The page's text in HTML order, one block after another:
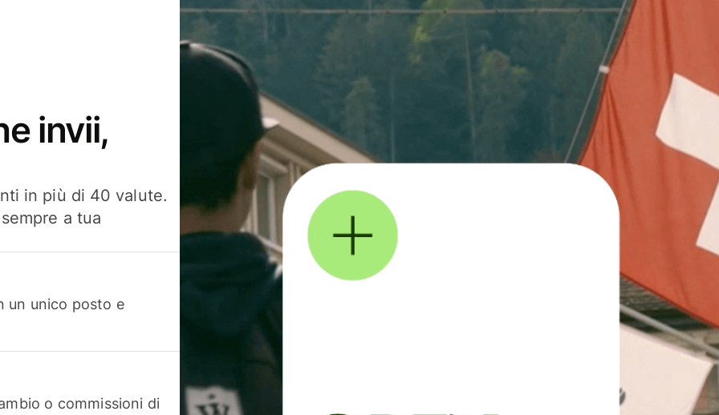
invii,
in più di 40 valute.
a tua
un unico posto e
o commissioni di